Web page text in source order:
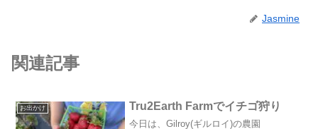
Jasmine
関連記事
お出かけ Tru2Earth Farmでイチゴ狩り
今日は、Gilroy(ギルロイ)の農園